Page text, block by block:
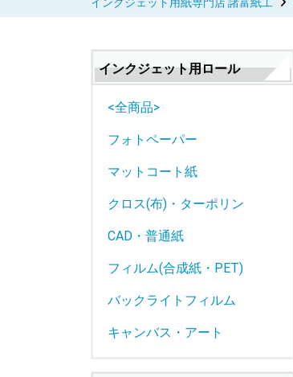
インクジェット用紙専門店 諸富紙工
インクジェット用ロール
<全商品>
フォトペーパー
マットコート紙
クロス(布)・ターポリン
CAD・普通紙
フィルム(合成紙・PET)
バックライトフィルム
キャンバス・アート